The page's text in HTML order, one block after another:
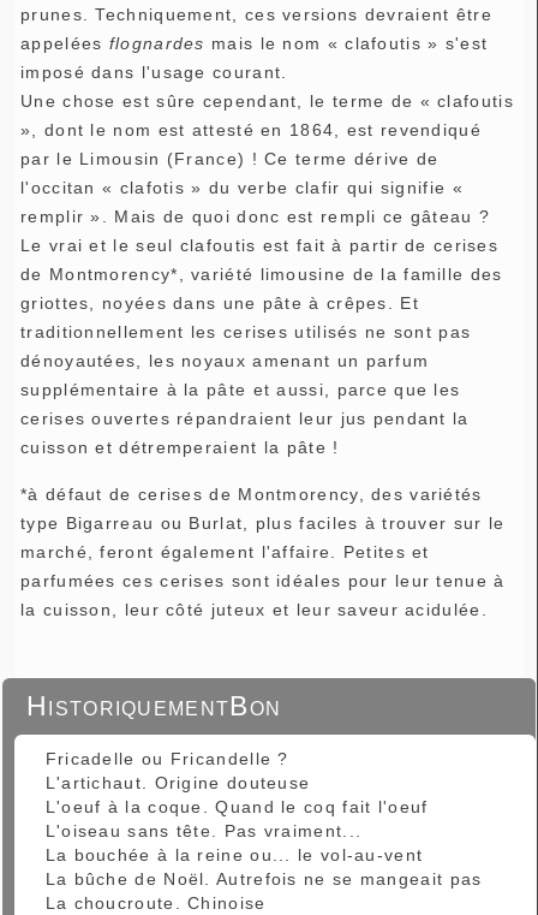
HistoriquementBon
Fricadelle ou Fricandelle ?
L'artichaut. Origine douteuse
L'oeuf à la coque. Quand le coq fait l'oeuf
L'oiseau sans tête. Pas vraiment...
La bouchée à la reine ou... le vol-au-vent
La bûche de Noël. Autrefois ne se mangeait pas
La choucroute. Chinoise
prunes. Techniquement, ces versions devraient être
appelées flognardes mais le nom « clafoutis » s'est
imposé dans l'usage courant.
Une chose est sûre cependant, le terme de « clafoutis
», dont le nom est attesté en 1864, est revendiqué
par le Limousin (France) ! Ce terme dérive de
l'occitan « clafotis » du verbe clafir qui signifie «
remplir ». Mais de quoi donc est rempli ce gâteau ?
Le vrai et le seul clafoutis est fait à partir de cerises
de Montmorency*, variété limousine de la famille des
griottes, noyées dans une pâte à crêpes. Et
traditionnellement les cerises utilisés ne sont pas
dénoyautées, les noyaux amenant un parfum
supplémentaire à la pâte et aussi, parce que les
cerises ouvertes répandraient leur jus pendant la
cuisson et détremperaient la pâte !
*à défaut de cerises de Montmorency, des variétés
type Bigarreau ou Burlat, plus faciles à trouver sur le
marché, feront également l'affaire. Petites et
parfumées ces cerises sont idéales pour leur tenue à
la cuisson, leur côté juteux et leur saveur acidulée.